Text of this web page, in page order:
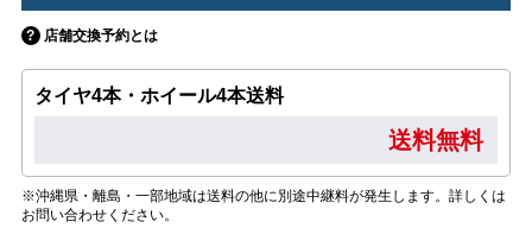
店舗交換予約とは
タイヤ4本・ホイール4本送料
送料無料
※沖縄県・離島・一部地域は送料の他に別途中継料が発生します。詳しくは
お問い合わせください。